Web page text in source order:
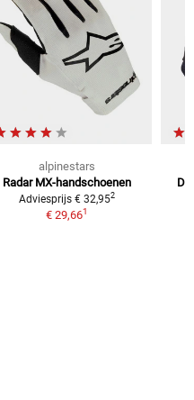
alpinestars
Radar MX-handschoenen
Adviesprijs € 32,952
€ 29,661